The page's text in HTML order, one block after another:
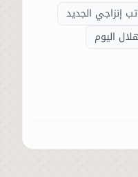
إنزاجي الجديد
اليوم